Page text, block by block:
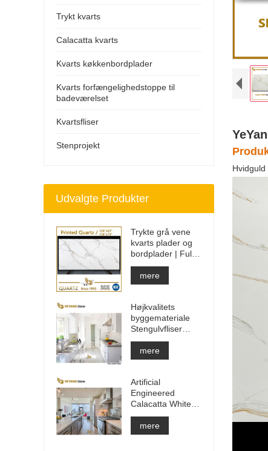
Trykt kvarts
Calacatta kvarts
Kvarts køkkenbordplader
Kvarts forfængelighedstoppe til
badeværelset
Kvartsfliser
Stenprojekt
Udvalgte Produkter
Trykte grå vene
kvarts plader og
bordplader | Fuldt
trykt kvarts PQ005
mere
Højkvalitets
byggemateriale
Stengulvfliser
lysegrå projekter
mere
Artificial
Engineered
Calacatta White
Quartz Stone
Bordplade &
Forfængelighed
mere